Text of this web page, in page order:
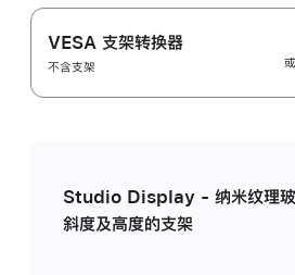
VESA 支架转换器
不含支架
Studio Display - 纳米纹理玻
斜度及高度的支架